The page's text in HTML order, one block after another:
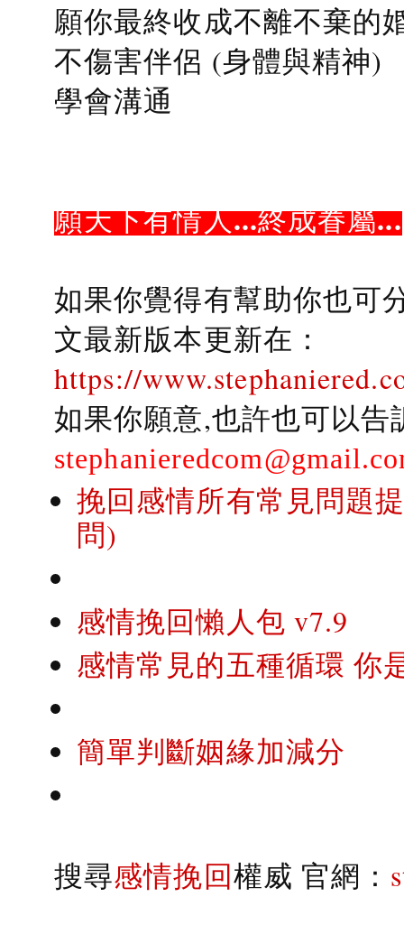
願你最終收成不離不棄的
不傷害伴侶 (身體與精神)
學會溝通
願天下有情人...終成眷屬...
如果你覺得有幫助你也可
文最新版本更新在：
https://
如果你願意,也許也可以
挽回感情所有常見問題
問)
感情挽回懶人包 v7.9
感情常見的五種循環 你
簡單判斷姻緣加減分
搜尋感情挽回權威 官網：